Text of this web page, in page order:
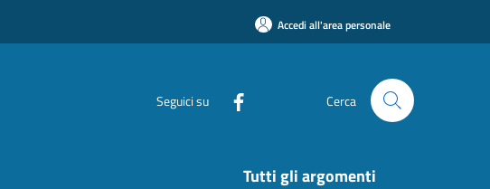
Accedi all'area personale
Seguici su Cerca
Tutti gli argomenti